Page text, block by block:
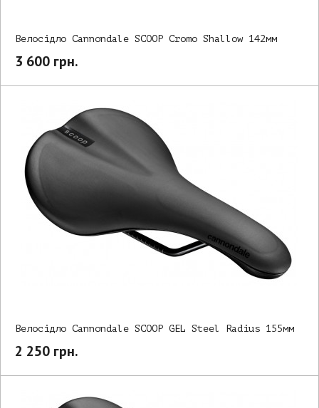
Велосідло Cannondale SCOOP Cromo Shallow 142мм
3 600 грн.
Велосідло Cannondale SCOOP GEL Steel Radius 155мм
2 250 грн.